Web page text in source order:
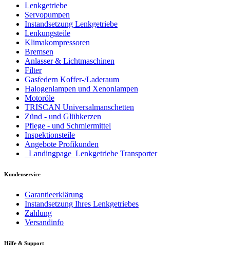
Lenkgetriebe
Servopumpen
Instandsetzung Lenkgetriebe
Lenkungsteile
Klimakompressoren
Bremsen
Anlasser & Lichtmaschinen
Filter
Gasfedern Koffer-/Laderaum
Halogenlampen und Xenonlampen
Motoröle
TRISCAN Universalmanschetten
Zünd - und Glühkerzen
Pflege - und Schmiermittel
Inspektionsteile
Angebote Profikunden
_Landingpage_Lenkgetriebe Transporter
Kundenservice
Garantieerklärung
Instandsetzung Ihres Lenkgetriebes
Zahlung
Versandinfo
Hilfe & Support